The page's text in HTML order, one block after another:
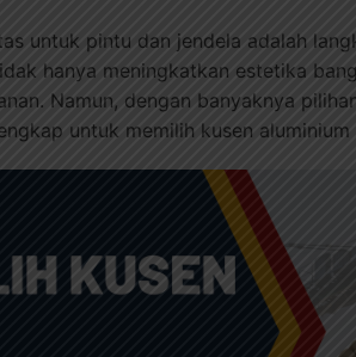
untuk pintu dan jendela adalah
hanya meningkatkan estetika
Namun, dengan banyaknya
untuk memilih kusen